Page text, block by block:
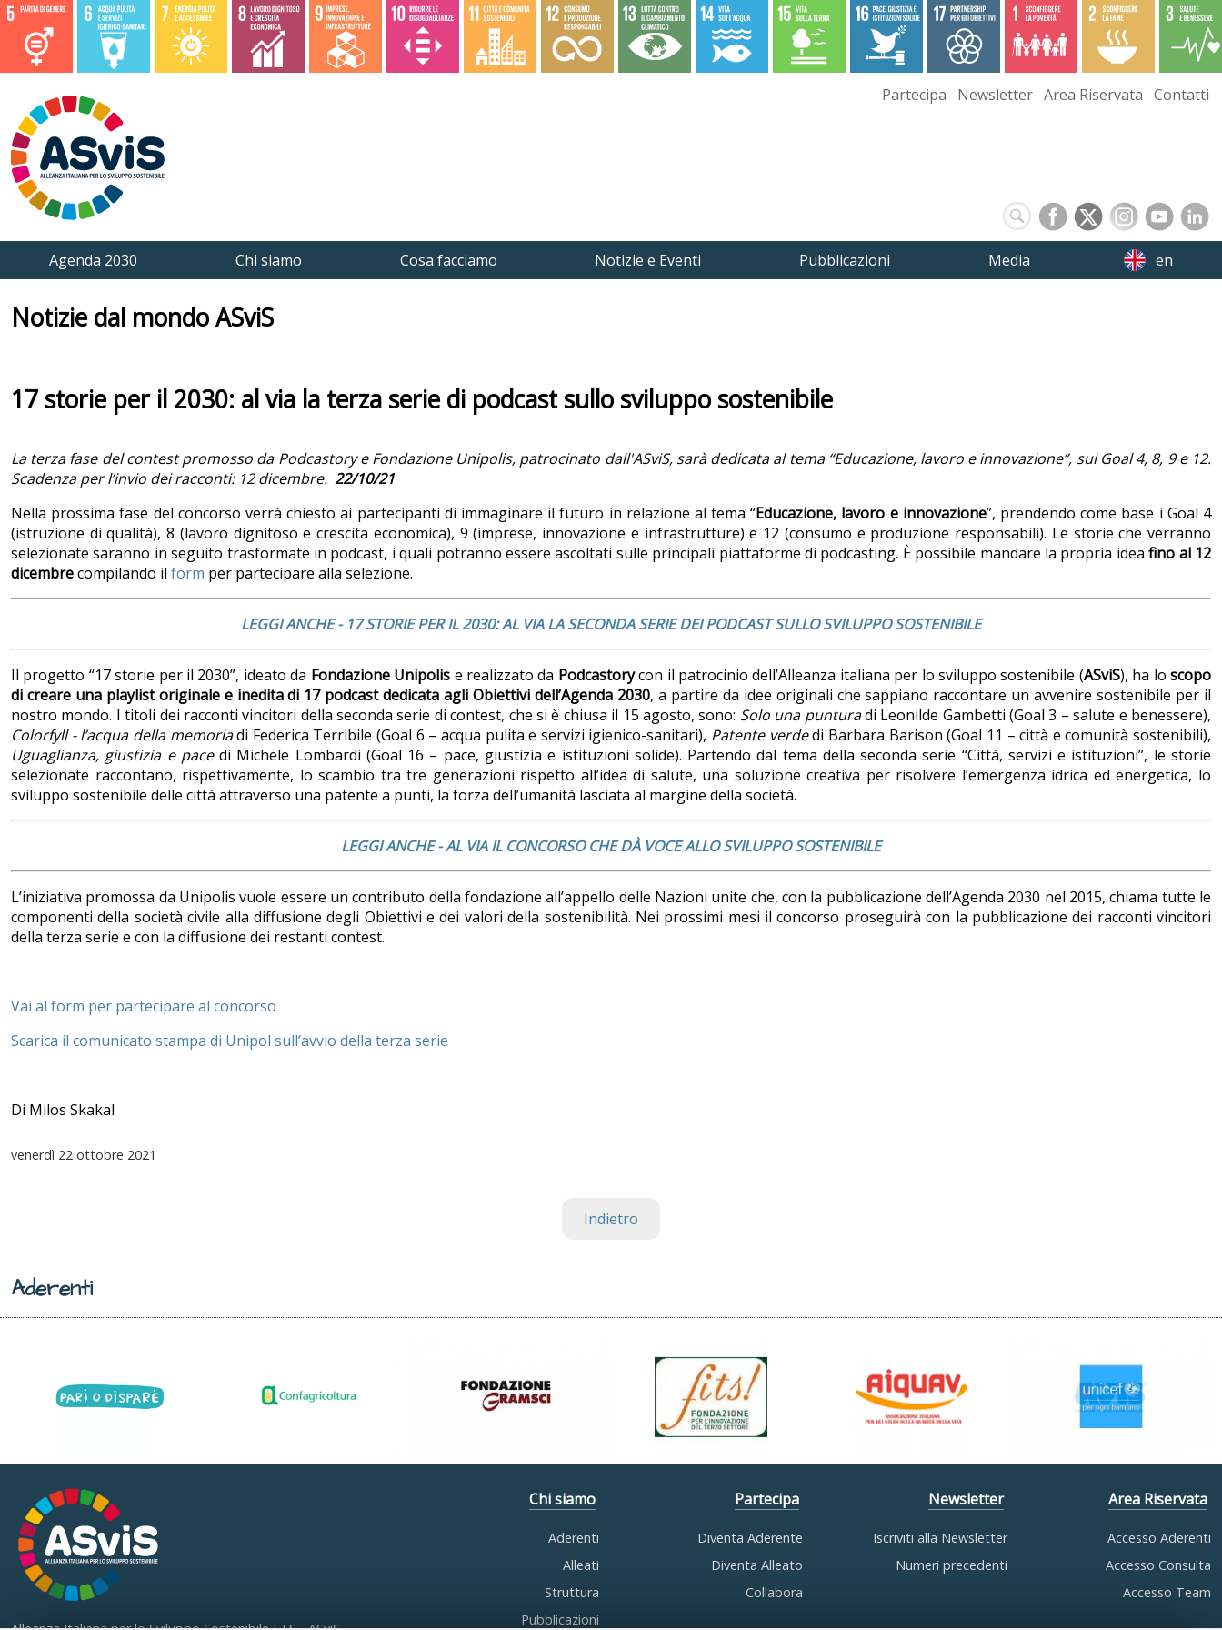
Partecipa Newsletter Area Riservata Contatti
Agenda 2030 Chi siamo Cosa facciamo Notizie e Eventi Pubblicazioni Media en
Notizie dal mondo ASviS
17 storie per il 2030: al via la terza serie di podcast sullo sviluppo sostenibile
La terza fase del contest promosso da Podcastory e Fondazione Unipolis, patrocinato dall'ASviS, sarà dedicata al tema “Educazione, lavoro e innovazione”, sui Goal 4, 8, 9 e 12.
Scadenza per l’invio dei racconti: 12 dicembre. 22/10/21
Nella prossima fase del concorso verrà chiesto ai partecipanti di immaginare il futuro in relazione al tema “Educazione, lavoro e innovazione”, prendendo come base i Goal 4
(istruzione di qualità), 8 (lavoro dignitoso e crescita economica), 9 (imprese, innovazione e infrastrutture) e 12 (consumo e produzione responsabili). Le storie che verranno
selezionate saranno in seguito trasformate in podcast, i quali potranno essere ascoltati sulle principali piattaforme di podcasting. È possibile mandare la propria ideafino al 12
dicembrecompilando il form per partecipare alla selezione.
LEGGI ANCHE - 17 STORIE PER IL 2030: AL VIA LA SECONDA SERIE DEI PODCAST SULLO SVILUPPO SOSTENIBILE
Il progetto “17 storie per il 2030”, ideato da Fondazione Unipolis e realizzato da Podcastorycon il patrocinio dell’Alleanza italiana per lo sviluppo sostenibile (ASviS), ha loscopo
di creare una playlist originale e inedita di 17 podcast dedicata agli Obiettivi dell’Agenda 2030, a partire da idee originali che sappiano raccontare un avvenire sostenibile per il
nostro mondo. I titoli dei racconti vincitori della seconda serie di contest, che si è chiusa il 15 agosto, sono: Solo una punturadi Leonilde Gambetti (Goal 3 – salute e benessere),
Colorfyll - l’acqua della memoriadi Federica Terribile (Goal 6 – acqua pulita e servizi igienico-sanitari), Patente verdedi Barbara Barison (Goal 11 – città e comunità sostenibili),
Uguaglianza, giustizia e pacedi Michele Lombardi (Goal 16 – pace, giustizia e istituzioni solide). Partendo dal tema della seconda serie “Città, servizi e istituzioni”, le storie
selezionate raccontano, rispettivamente, lo scambio tra tre generazioni rispetto all’idea di salute, una soluzione creativa per risolvere l’emergenza idrica ed energetica, lo
sviluppo sostenibile delle città attraverso una patente a punti, la forza dell’umanità lasciata al margine della società.
LEGGI ANCHE -AL VIA IL CONCORSO CHE DÀ VOCE ALLO SVILUPPO SOSTENIBILE
L’iniziativa promossa da Unipolis vuole essere un contributo della fondazione all’appello delle Nazioni unite che, con la pubblicazione dell’Agenda 2030 nel 2015, chiama tutte le
componenti della società civile alla diffusione degli Obiettivi e dei valori della sostenibilità. Nei prossimi mesi il concorso proseguirà con la pubblicazione dei racconti vincitori
della terza serie e con la diffusione dei restanti contest.
Vai al form per partecipare al concorso
Scarica il comunicato stampa di Unipol sull’avvio della terza serie
Di Milos Skakal
venerdì 22 ottobre 2021
Indietro
Aderenti
Chi siamo
Aderenti
Alleati
Struttura
Pubblicazioni
Partecipa
Diventa Aderente
Diventa Alleato
Collabora
Newsletter
Iscriviti alla Newsletter
Numeri precedenti
Area Riservata
Accesso Aderenti
Accesso Consulta
Accesso Team